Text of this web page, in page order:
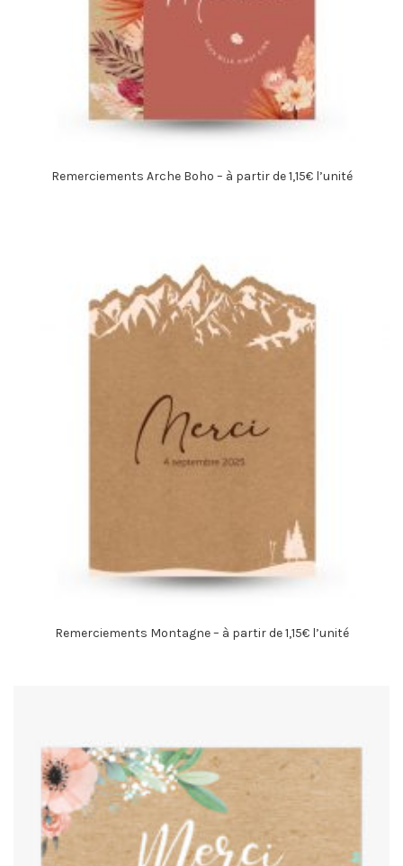
Remerciements Arche Boho – à partir de 1,15€ l’unité
Remerciements Montagne – à partir de 1,15€ l’unité